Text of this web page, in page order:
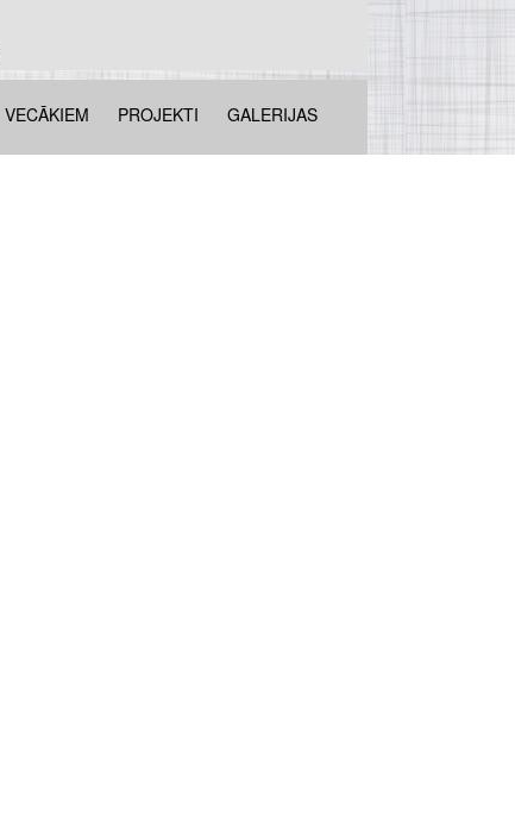
VECĀKIEM PROJEKTI GALERIJAS